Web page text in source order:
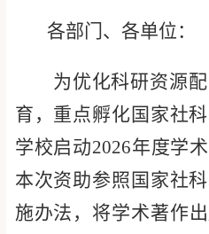
各部门、各单位：
为优化科研资源
育， 重点孵化国家社
学校启动2026年度学
本次资助参照国家社
施办法 ， 将学术著作